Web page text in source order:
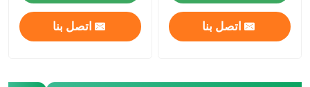
إضافات الأعلاف الحيوانية
إضافات تجميلية
اتصل بنا اتصل بنا